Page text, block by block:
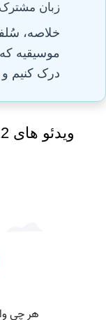
زبان
خلاصه،
موسیقیه
درک کنیم و